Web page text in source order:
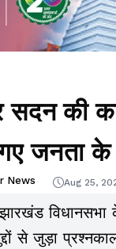
सदन की
जनता
News Aug 25,
विधानसभा
से जुड़ा